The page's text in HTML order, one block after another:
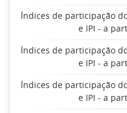
Índices de participação
e IPI - a
Índices de participação
e IPI - a
Índices de participação
e IPI - a